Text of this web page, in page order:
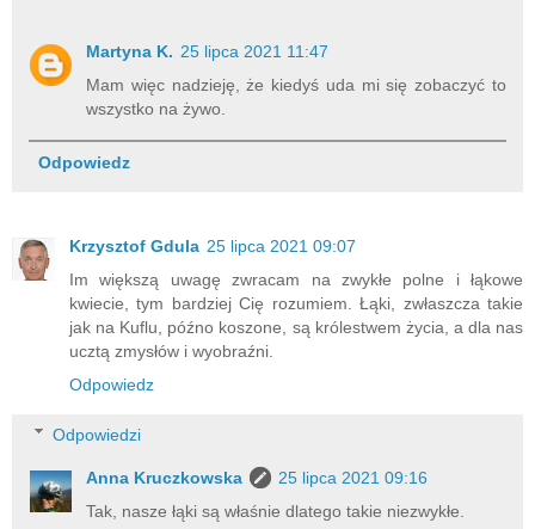
Martyna K. 25 lipca 2021 11:47
Mam więc nadzieję, że kiedyś uda mi się zobaczyć to
wszystko na żywo.
Odpowiedz
Krzysztof Gdula 25 lipca 2021 09:07
Im większą uwagę zwracam na zwykłe polne i łąkowe
kwiecie, tym bardziej Cię rozumiem. Łąki, zwłaszcza takie
jak na Kuflu, późno koszone, są królestwem życia, a dla nas
ucztą zmysłów i wyobraźni.
Odpowiedz
Odpowiedzi
Anna Kruczkowska
25 lipca 2021 09:16
Tak, nasze łąki są właśnie dlatego takie niezwykłe.